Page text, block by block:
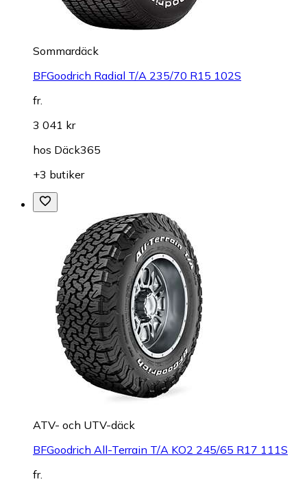
Sommardäck
BFGoodrich Radial T/A 235/70 R15 102S
fr.
3 041 kr
hos Däck365
+3 butiker
ATV- och UTV-däck
BFGoodrich All-Terrain T/A KO2 245/65 R17 111S
fr.